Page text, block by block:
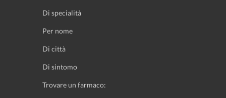
Di specialità
Per nome
Di città
Di sintomo
Trovare un farmaco: